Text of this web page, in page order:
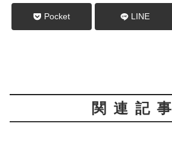
Pocket LINE
関連記事